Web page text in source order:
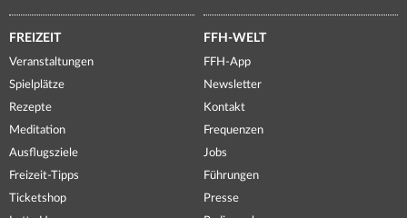
FREIZEIT
Veranstaltungen
Spielplätze
Rezepte
Meditation
Ausflugsziele
Freizeit-Tipps
Ticketshop
FFH-WELT
FFH-App
Newsletter
Kontakt
Frequenzen
Jobs
Führungen
Presse